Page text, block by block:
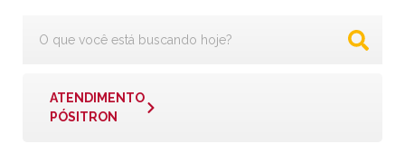
ATENDIMENTO
PÓSITRON